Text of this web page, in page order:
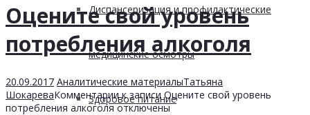
Диспансеризация и профилактические
медицинские осмотры
Здоровое питание
Оцените свой уровень
потребления алкоголя
20.09.2017 Аналитические материалыТатьяна
ШокареваКомментариик записи Оцените свой уровень
потребления алкоголяотключены